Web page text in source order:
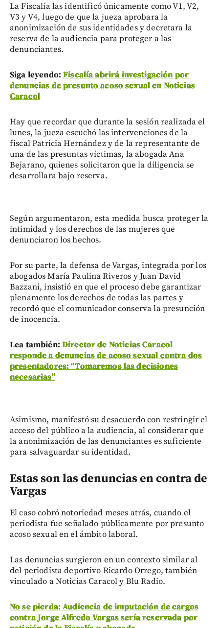
La Fiscalía las identificó únicamente como V1, V2,
V3 y V4, luego de que la jueza aprobara la
anonimización de sus identidades y decretara la
reserva de la audiencia para proteger a las
denunciantes.
Siga leyendo:Fiscalía abrirá investigación por
denuncias de presunto acoso sexual en Noticias
Caracol
Hay que recordar que durante la sesión realizada el
lunes, la jueza escuchó las intervenciones de la
fiscal Patricia Hernández y de la representante de
una de las presuntas víctimas, la abogada Ana
Bejarano, quienes solicitaron que la diligencia se
desarrollara bajo reserva.
Según argumentaron, esta medida busca proteger la
intimidad y los derechos de las mujeres que
denunciaron los hechos.
Por su parte, la defensa de Vargas, integrada por los
abogados María Paulina Riveros y Juan David
Bazzani, insistió en que el proceso debe garantizar
plenamente los derechos de todas las partes y
recordó que el comunicador conserva la presunción
de inocencia.
Lea también: Director de Noticias Caracol
responde a denuncias de acoso sexual contra dos
presentadores: “Tomaremos las decisiones
necesarias”
Asimismo, manifestó su desacuerdo con restringir el
acceso del público a la audiencia, al considerar que
la anonimización de las denunciantes es suficiente
para salvaguardar su identidad.
Estas son las denuncias en contra de
Vargas
El caso cobró notoriedad meses atrás, cuando el
periodista fue señalado públicamente por presunto
acoso sexual en el ámbito laboral.
Las denuncias surgieron en un contexto similar al
del periodista deportivo Ricardo Orrego, también
vinculado a Noticias Caracol y Blu Radio.
No se pierda: Audiencia de imputación de cargos
contra Jorge Alfredo Vargas sería reservada por